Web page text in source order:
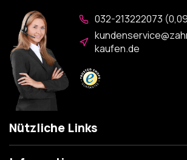
032-213222073
kaufen.de
Nützliche Links